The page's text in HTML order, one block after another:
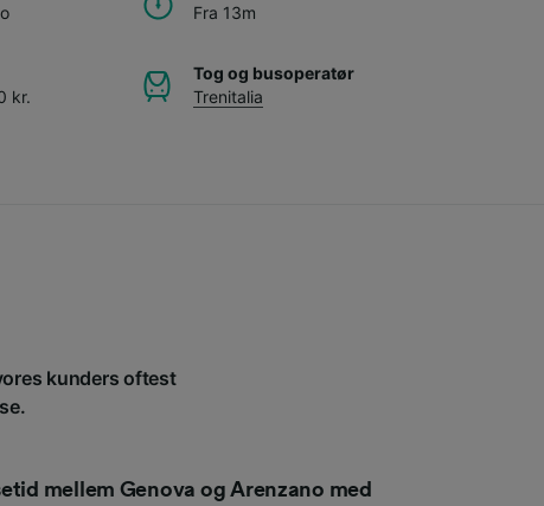
Fra 13m
kr.
Tog og busoperatør
Trenitalia
kunders oftest
mellem Genova og Arenzano med